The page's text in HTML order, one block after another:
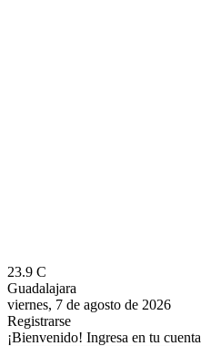
23.9 C
Guadalajara
viernes, 7 de agosto de 2026
Registrarse
¡Bienvenido! Ingresa en tu cuenta